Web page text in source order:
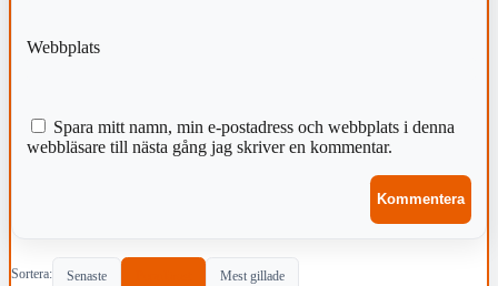
Webbplats
Spara mitt namn, min e-postadress och webbplats i denna
webbläsare till nästa gång jag skriver en kommentar.
Sortera: Senaste Mest gillade